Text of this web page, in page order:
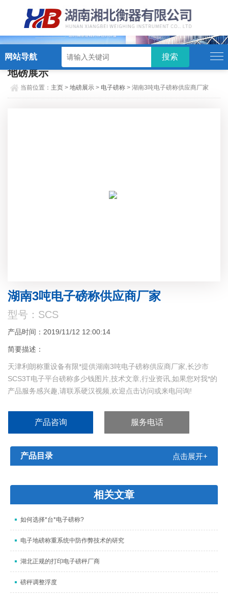
网站导航
地磅展示
当前位置： 主页 >地磅展示 > 电子磅称 > 湖南3吨电子磅称供应商厂家
湖南3吨电子磅称供应商厂家
型号：SCS
产品时间：2019/11/12 12:00:14
简要描述：
天津利朗称重设备有限*提供湖南3吨电子磅称供应商厂家,长沙市
SCS3T电子平台磅称多少钱图片,技术文章,行业资讯,如果您对我*的
产品服务感兴趣,请联系硬汉视频,欢迎点击访问或来电问询!
产品咨询 服务电话
产品目录 点击展开+
相关文章
如何选择*台*电子磅称?
电子地磅称重系统中防作弊技术的研究
湖北正规的打印电子磅秤厂商
磅秤调整浮度